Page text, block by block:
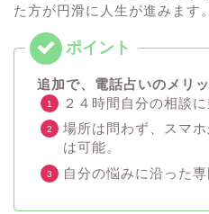
た方が円滑に人生が進みます。
追加で、電話占いのメリ
２４時間自分の相談に
場所は問わず、スマ
は可能。
自分の悩みに沿った専